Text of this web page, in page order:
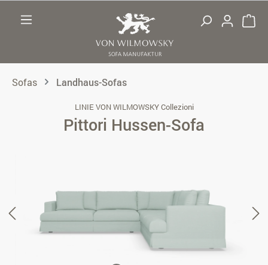
Sofas Landhaus-Sofas
LINIE VON WILMOWSKY Collezioni
Pittori Hussen-Sofa